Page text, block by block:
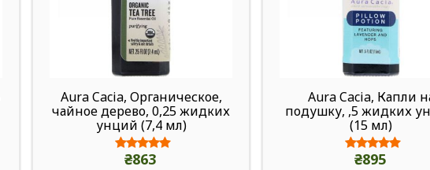
Aura Cacia, Органическое,
чайное дерево, 0,25 жидких
унций (7,4 мл)
₴863
Aura Cacia, Капли
подушку, ,5 жидких
(15 мл)
₴895